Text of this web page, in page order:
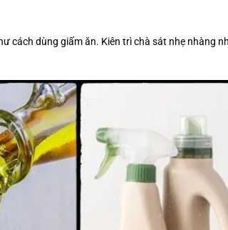
cách dùng giấm ăn. Kiên trì chà sát nhẹ nhàng